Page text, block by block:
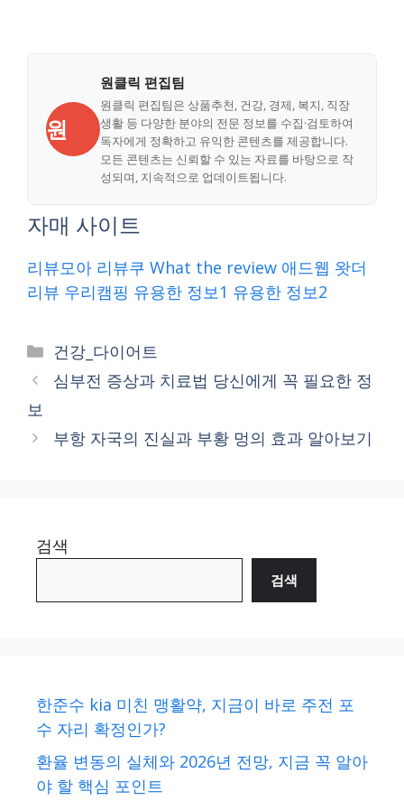
원
원클릭 편집팀
원클릭 편집팀은 상품추천, 건강, 경제, 복지, 직장
생활 등 다양한 분야의 전문 정보를 수집·검토하여
독자에게 정확하고 유익한 콘텐츠를 제공합니다.
모든 콘텐츠는 신뢰할 수 있는 자료를 바탕으로 작
성되며, 지속적으로 업데이트됩니다.
자매 사이트
리뷰모아 리뷰쿠 What the review 애드웹 왓더
리뷰 우리캠핑 유용한 정보1 유용한 정보2
Categories
건강_다이어트
심부전 증상과 치료법 당신에게 꼭 필요한 정
보
부항 자국의 진실과 부황 멍의 효과 알아보기
검색
검색
한준수 kia 미친 맹활약, 지금이 바로 주전 포
수 자리 확정인가?
환율 변동의 실체와 2026년 전망, 지금 꼭 알아
야 할 핵심 포인트